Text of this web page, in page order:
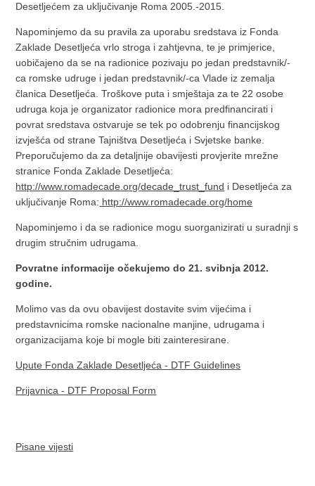
Desetljećem za uključivanje Roma 2005.-2015.
Napominjemo da su pravila za uporabu sredstava iz Fonda
Zaklade Desetljeća vrlo stroga i zahtjevna, te je primjerice,
uobičajeno da se na radionice pozivaju po jedan predstavnik/-
ca romske udruge i jedan predstavnik/-ca Vlade iz zemalja
članica Desetljeća. Troškove puta i smještaja za te 22 osobe
udruga koja je organizator radionice mora predfinancirati i
povrat sredstava ostvaruje se tek po odobrenju financijskog
izvješća od strane Tajništva Desetljeća i Svjetske banke.
Preporučujemo da za detaljnije obavijesti provjerite mrežne
stranice Fonda Zaklade Desetljeća:
http://www.romadecade.org/decade_trust_fund i Desetljeća za
uključivanje Roma: http://www.romadecade.org/home
Napominjemo i da se radionice mogu suorganizirati u suradnji s
drugim stručnim udrugama.
Povratne informacije očekujemo do 21. svibnja 2012.
godine.
Molimo vas da ovu obavijest dostavite svim vijećima i
predstavnicima romske nacionalne manjine, udrugama i
organizacijama koje bi mogle biti zainteresirane.
Upute Fonda Zaklade Desetljeća - DTF Guidelines
Prijavnica - DTF Proposal Form
Pisane vijesti